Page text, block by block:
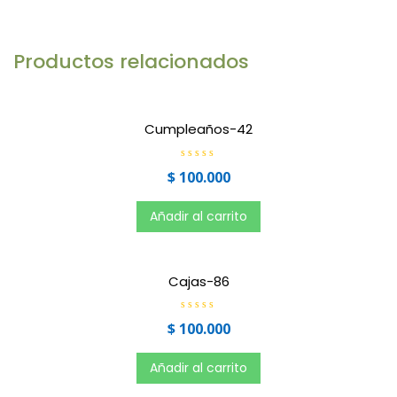
Productos relacionados
Cumpleaños-42
V
a
o
r
a
d
d
5
$100.000
Añadir al carrito
Cajas-86
V
a
o
r
a
d
$100.000
Añadir al carrito